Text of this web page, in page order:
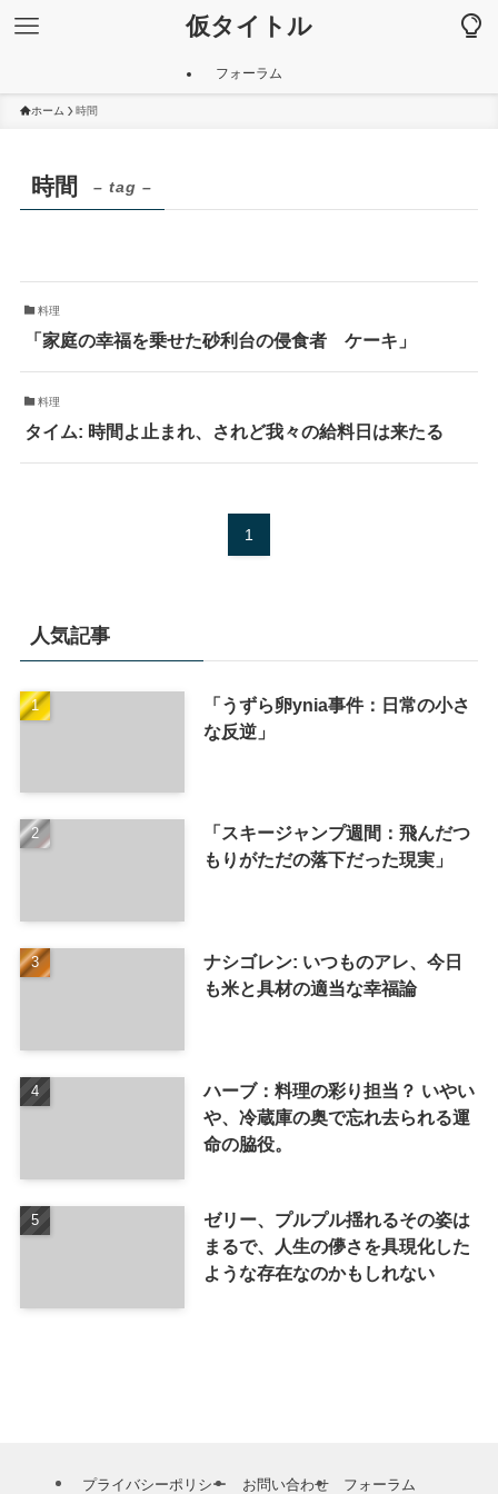
仮タイトル
フォーラム
ホーム 時間
人気記事
「うずら卵ynia事件：日常の小さ
な反逆」
「スキージャンプ週間：飛んだつ
もりがただの落下だった現実」
ナシゴレン: いつものアレ、今日
も米と具材の適当な幸福論
ハーブ：料理の彩り担当？ いやい
や、冷蔵庫の奥で忘れ去られる運
命の脇役。
ゼリー、プルプル揺れるその姿は
まるで、人生の儚さを具現化した
ような存在なのかもしれない
時間 – tag –
料理
「家庭の幸福を乗せた砂利台の侵食者 ケーキ」
料理
タイム: 時間よ止まれ、されど我々の給料日は来たる
1
プライバシーポリシー お問い合わせ フォーラム